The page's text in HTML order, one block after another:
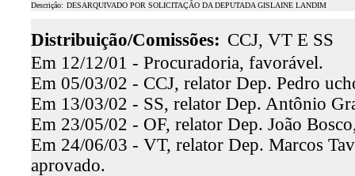
Descrição: DESARQUIVADO POR SOLICITAÇÃO DA DEPUTADA GISLAINE LANDIM
Distribuição/Comissões: CCJ, VT E SS
Em 12/12/01 - Procuradoria, favorável.
Em 05/03/02 - CCJ, relator Dep. Pedro
Em 13/03/02 - SS, relator Dep. Antônio
Em 23/05/02 - OF, relator Dep. João
Em 24/06/03 - VT, relator Dep. Marcos
aprovado.